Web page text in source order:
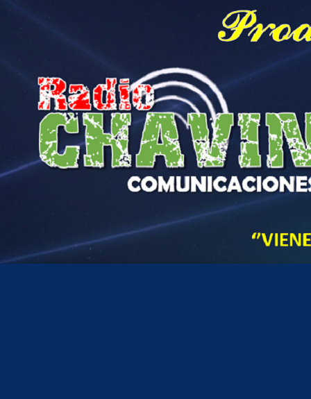
12
sábado, agosto 8, 2026